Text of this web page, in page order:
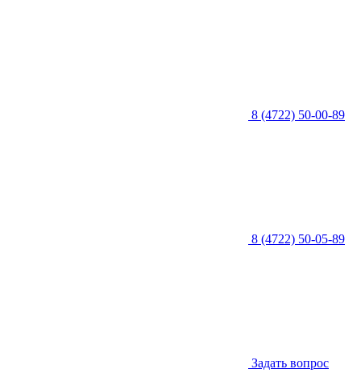
8 (4722) 50-00-89
8 (4722) 50-05-89
Задать вопрос